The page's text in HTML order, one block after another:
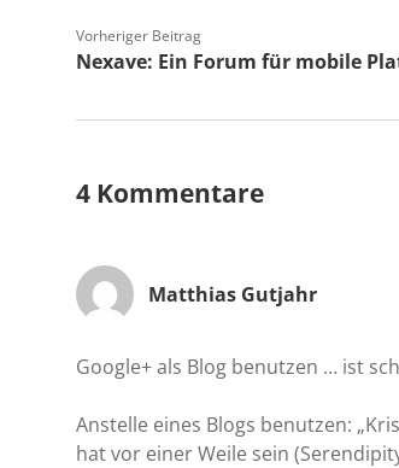
Vorheriger Beitrag
Nexave: Ein Forum für mobile
4 Kommentare
Matthias Gutjahr
Google+ als Blog benutzen … ist
Anstelle eines Blogs benutzen:
hat vor einer Weile sein